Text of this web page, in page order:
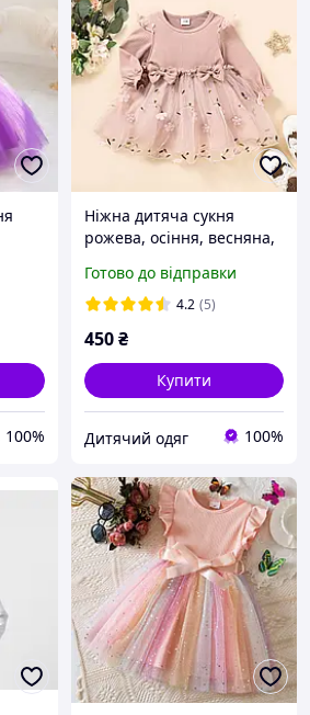
100%
Ніжна дитяча сукня
рожева, осіння, весняна,
Готово до відправки
4.2 (5)
450₴
Купити
Дитячий одяг 100%